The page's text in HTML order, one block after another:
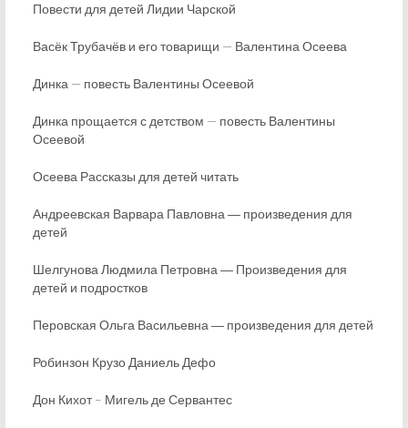
Повести для детей Лидии Чарской
Васёк Трубачёв и его товарищи — Валентина Осеева
Динка — повесть Валентины Осеевой
Динка прощается с детством — повесть Валентины
Осеевой
Осеева Рассказы для детей читать
Андреевская Варвара Павловна ― произведения для
детей
Шелгунова Людмила Петровна ― Произведения для
детей и подростков
Перовская Ольга Васильевна ― произведения для детей
Робинзон Крузо Даниель Дефо
Дон Кихот – Мигель де Сервантес